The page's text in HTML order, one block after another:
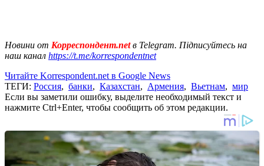
Новини от Корреспондент.netв Telegram. Підписуйтесь на
наш канал https://t.me/korrespondentnet
Читайте Korrespondent.net в Google News
ТЕГИ: Россия, банки, Казахстан, Армения, Вьетнам, мир
Если вы заметили ошибку, выделите необходимый текст и
нажмите Ctrl+Enter, чтобы сообщить об этом редакции.